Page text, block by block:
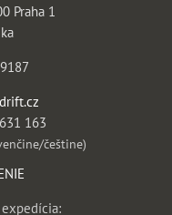
Praha 1
163
češtine)
expedícia: